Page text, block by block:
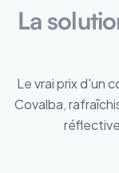
La
Le vrai prix d'un
Covalba,